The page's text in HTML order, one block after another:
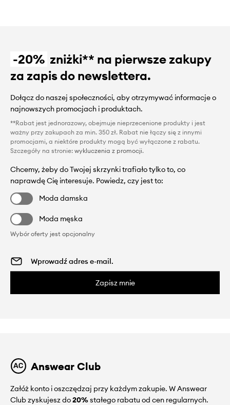
-20% zniżki** na pierwsze zakupy
za zapis do newslettera.
Dołącz do naszej społeczności, aby otrzymywać informacje o
najnowszych promocjach i produktach.
**Rabat jest jednorazowy, obejmuje nieprzecenione produkty i jest
ważny przy zakupach za min. 350 zł. Rabat nie łączy się z innymi
promocjami, a niektóre produkty mogą być wyłączone z rabatu.
Szczegóły na stronie: wykluczenia z promocji.
Chcemy, żeby do Twojej skrzynki trafiało tylko to, co
naprawdę Cię interesuje. Powiedz, czy jest to:
Moda damska
Moda męska
Wybór oferty jest opcjonalny
Zapisz mnie
Answear Club
Załóż konto i oszczędzaj przy każdym zakupie. W Answear
Club zyskujesz do20%stałego rabatu od cen regularnych.